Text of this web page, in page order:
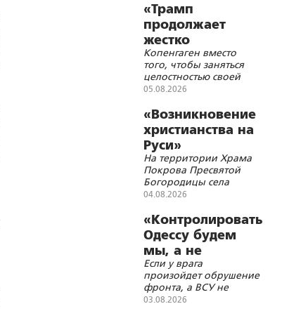
конфронтации с
Россией, в том числе
военной, носит
иррациональный
характер
«Трамп
продолжает
жестко
троллить
Данию»
Копенгаген вместо
того, чтобы заняться
целостностью своей
страны, с головой
украинскую трясину
05.08.2026
«Возникновение
христианства на
Руси»
На территории Храма
Покрова Пресвятой
Богородицы села
Покровка Ивнянского
области состоялась
просветительская
лекция для беженцев с
территории Украины
04.08.2026
«Контролировать
Одессу будем
мы, а не
Британия»
Если у врага
произойдет обрушение
фронта, а ВСУ не
успеют оборудовать
03.08.2026